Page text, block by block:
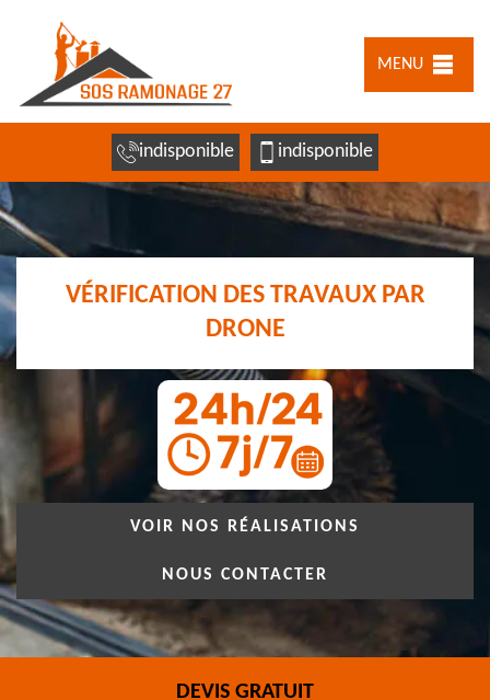
MENU
indisponible indisponible
VÉRIFICATION DES TRAVAUX PAR
DRONE
VOIR NOS RÉALISATIONS
NOUS CONTACTER
DEVIS GRATUIT